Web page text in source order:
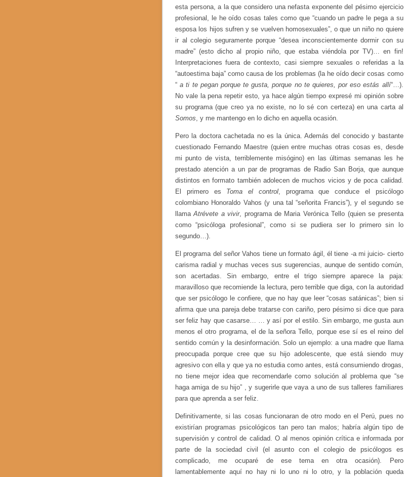
esta persona, a la que considero una nefasta exponente del pésimo ejercicio
profesional, le he oído cosas tales como que “cuando un padre le pega a su
esposa los hijos sufren y se vuelven homosexuales”, o que un niño no quiere
ir al colegio seguramente porque “desea inconscientemente dormir con su
madre” (esto dicho al propio niño, que estaba viéndola por TV)… en fin!
Interpretaciones fuera de contexto, casi siempre sexuales o referidas a la
“autoestima baja” como causa de los problemas (la he oído decir cosas como
“ a ti te pegan porque te gusta, porque no te quieres, por eso estás allí“…).
No vale la pena repetir esto, ya hace algún tiempo expresé mi opinión sobre
su programa (que creo ya no existe, no lo sé con certeza) en una carta al
Somos, y me mantengo en lo dicho en aquella ocasión.
Pero la doctora cachetada no es la única. Además del conocido y bastante
cuestionado Fernando Maestre (quien entre muchas otras cosas es, desde
mi punto de vista, terriblemente misógino) en las últimas semanas les he
prestado atención a un par de programas de Radio San Borja, que aunque
distintos en formato también adolecen de muchos vicios y de poca calidad.
El primero es Toma el control, programa que conduce el psicólogo
colombiano Honoraldo Vahos (y una tal “señorita Francis”), y el segundo se
llamaAtrévete a vivir, programa de Maria Verónica Tello (quien se presenta
como “psicóloga profesional”, como si se pudiera ser lo primero sin lo
segundo…).
El programa del señor Vahos tiene un formato ágil, él tiene -a mi juicio- cierto
carisma radial y muchas veces sus sugerencias, aunque de sentido común,
son acertadas. Sin embargo, entre el trigo siempre aparece la paja:
maravilloso que recomiende la lectura, pero terrible que diga, con la autoridad
que ser psicólogo le confiere, que no hay que leer “cosas satánicas”; bien si
afirma que una pareja debe tratarse con cariño, pero pésimo si dice que para
ser feliz hay que casarse… … y así por el estilo. Sin embargo, me gusta aun
menos el otro programa, el de la señora Tello, porque ese sí es el reino del
sentido común y la desinformación. Solo un ejemplo: a una madre que llama
preocupada porque cree que su hijo adolescente, que está siendo muy
agresivo con ella y que ya no estudia como antes, está consumiendo drogas,
no tiene mejor idea que recomendarle como solución al problema que “se
haga amiga de su hijo” , y sugerirle que vaya a uno de sus talleres familiares
para que aprenda a ser feliz.
Definitivamente, si las cosas funcionaran de otro modo en el Perú, pues no
existirían programas psicológicos tan pero tan malos; habría algún tipo de
supervisión y control de calidad. O al menos opinión crítica e informada por
parte de la sociedad civil (el asunto con el colegio de psicólogos es
complicado, me ocuparé de ese tema en otra ocasión). Pero
lamentablemente aquí no hay ni lo uno ni lo otro, y la población queda